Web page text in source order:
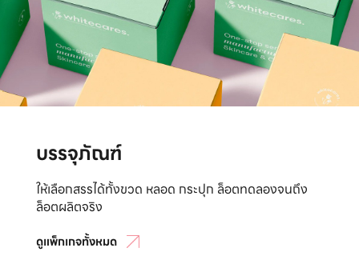
บรรจุภัณฑ์
ให้เลือกสรรได้ทั้งขวด หลอด กระปุก ล็อตทดลองจนถึง
ล็อตผลิตจริง
ดูแพ็กเกจทั้งหมด